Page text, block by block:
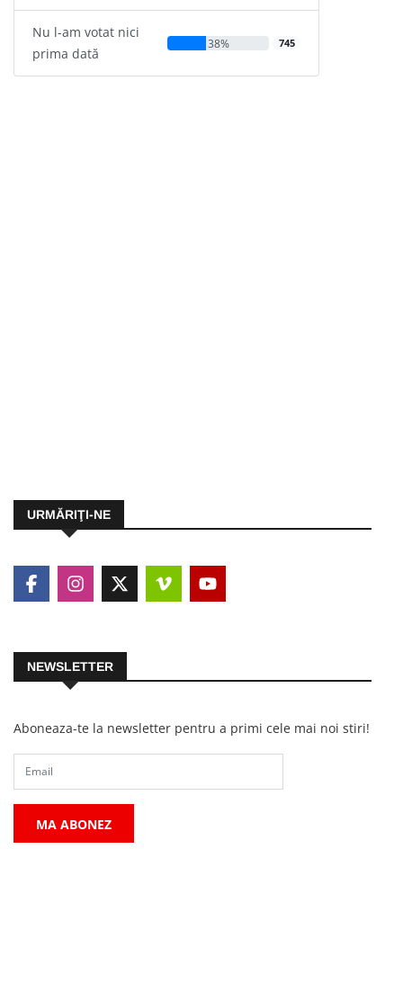
Nu l-am votat nici
prima dată
38% 745
URMĂRIŢI-NE
NEWSLETTER
Aboneaza-te la newsletter pentru a primi cele mai noi stiri!
MA ABONEZ